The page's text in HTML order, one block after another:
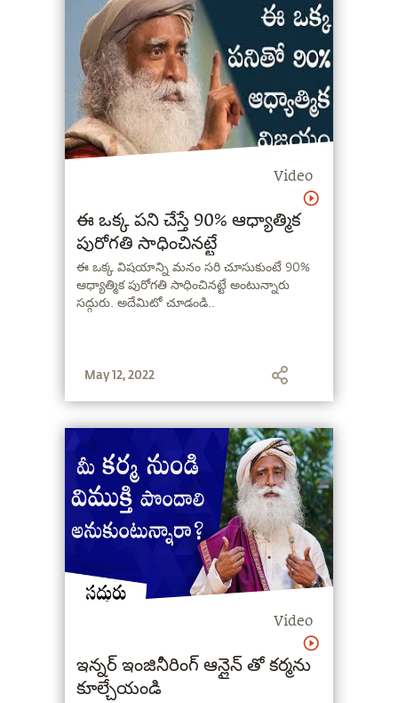
Video
ఈ ఒక్క పని చేస్తే 90% ఆధ్యాత్మిక
పురోగతి సాధించినట్టే
ఈ ఒక్క విషయాన్ని మనం సరి చూసుకుంటే 90%
ఆధ్యాత్మిక పురోగతి సాధించినట్టే అంటున్నారు
సద్గురు. అదేమిటో చూడండి..
May 12, 2022
Video
ఇన్నర్ ఇంజినీరింగ్ ఆన్లైన్ తో కర్మను
కూల్చేయండి